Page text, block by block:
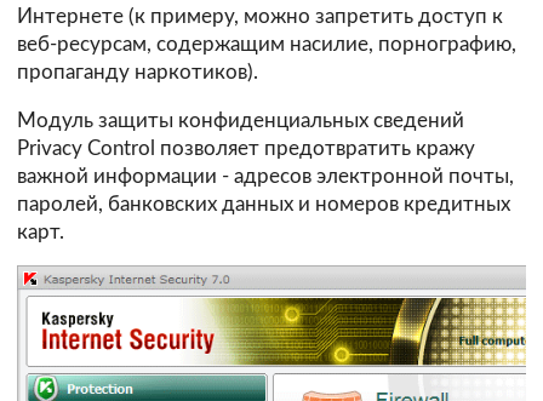
Интернете (к примеру, можно запретить доступ к
веб-ресурсам, содержащим насилие, порнографию,
пропаганду наркотиков).
Модуль защиты конфиденциальных сведений
Privacy Control позволяет предотвратить кражу
важной информации - адресов электронной почты,
паролей, банковских данных и номеров кредитных
карт.